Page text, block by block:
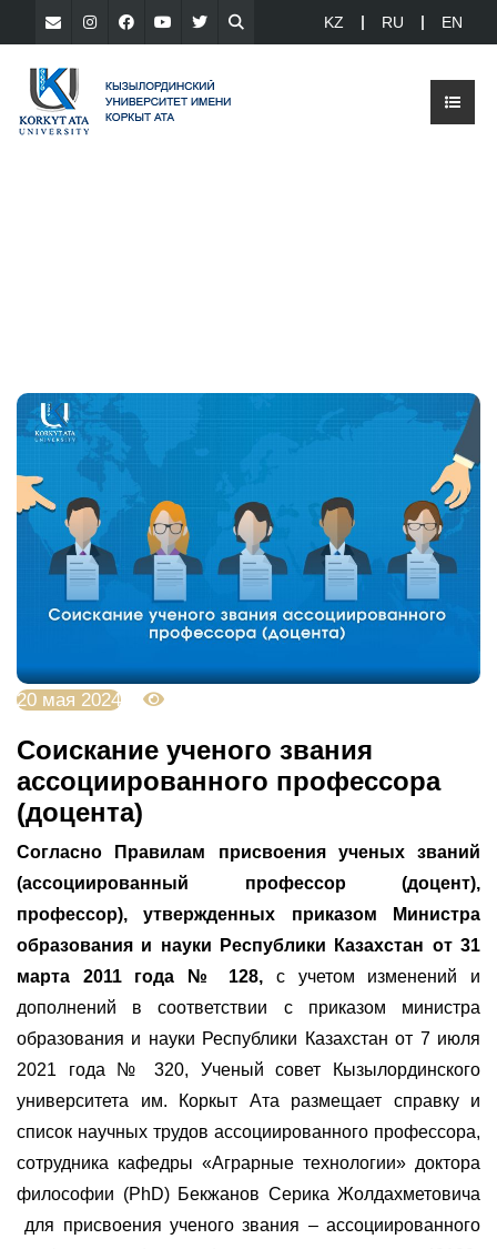
KZ RU EN
20 мая 2024
Соискание ученого звания
ассоциированного профессора
(доцента)
Согласно Правилам присвоения ученых званий
(ассоциированный профессор (доцент),
профессор), утвержденных приказом
Министра
образования и науки Республики Казахстан от 31
марта 2011 года № 128, с учетом изменений и
дополнений в соответствии с приказом министра
образования и науки Республики Казахстанот 7 июля
2021 года № 320, Ученый совет Кызылординского
университета им. Коркыт Ата размещает справку и
список научных трудов ассоциированного профессора,
сотрудника кафедры «Аграрные технологии» доктора
философии (PhD) Бекжанов Серика Жолдахметовича
для присвоения ученого звания – ассоциированного